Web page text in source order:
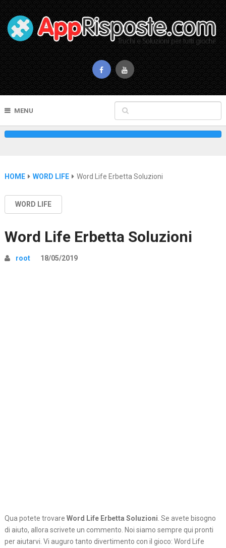
MENU
HOME WORD LIFE Word Life Erbetta Soluzioni
WORD LIFE
Word Life Erbetta Soluzioni
root 18/05/2019
Qua potete trovare Word Life Erbetta Soluzioni. Se avete bisogno
di aiuto, allora scrivete un commento. Noi siamo sempre qui pronti
per aiutarvi. Vi auguro tanto divertimento con il gioco: Word Life